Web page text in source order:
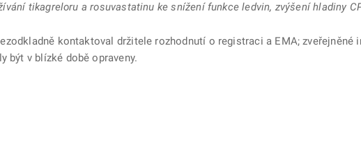
tikagreloru a rosuvastatinu ke snížení funkce ledvin, zvýšení hladiny
kontaktoval držitele rozhodnutí o registraci a EMA; zveřejněné
být v blízké době opraveny.